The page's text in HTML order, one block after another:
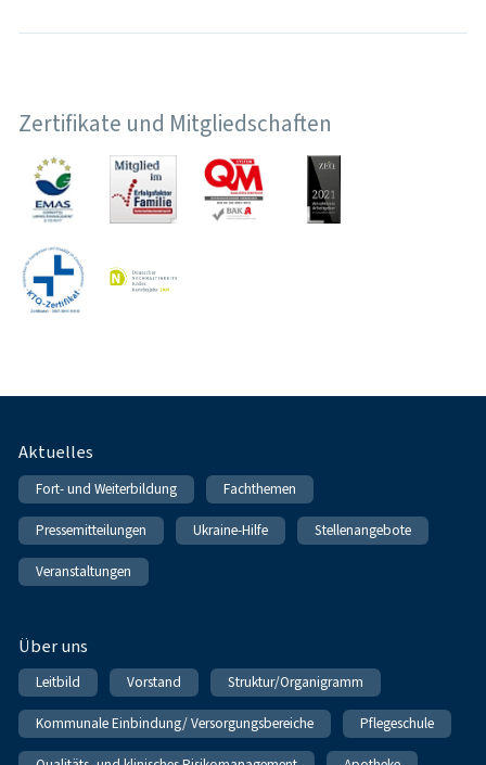
Zertifikate und Mitgliedschaften
Fußnavigation
Aktuelles
Fort- und Weiterbildung Fachthemen
Pressemitteilungen Ukraine-Hilfe Stellenangebote
Veranstaltungen
Über uns
Leitbild Vorstand Struktur/Organigramm
Kommunale Einbindung/ Versorgungsbereiche Pflegeschule